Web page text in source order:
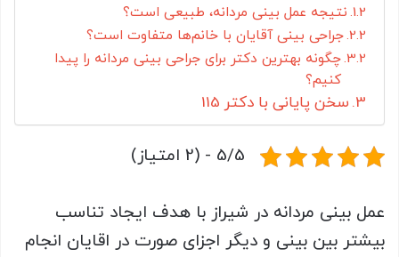
نتیجه عمل بینی مردانه، طبیعی است؟
جراحی بینی آقایان با خانم‌ها متفاوت است؟
چگونه بهترین دکتر برای جراحی بینی مردانه را پیدا
کنیم؟
سخن پایانی با دکتر 115
5/5 - (2 امتیاز)
عمل بینی مردانه در شیراز با هدف ایجاد تناسب
بیشتر بین بینی و دیگر اجزای صورت در اقایان انجام